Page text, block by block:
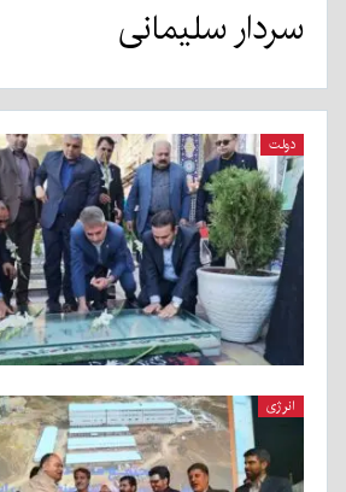
سردار سلیمانی
دولت
انرژی